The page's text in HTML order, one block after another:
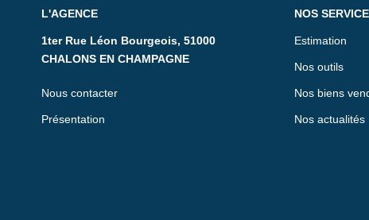
L'AGENCE
1ter Rue Léon Bourgeois, 51000
CHALONS EN CHAMPAGNE
Nous contacter
Présentation
NOS
Estimation
Nos outils
Nos biens
Nos actualités